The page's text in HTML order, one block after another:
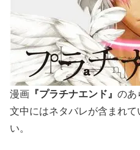
漫画 『プラチナエンド』 のあ
文中にはネタバレが含まれ
い。